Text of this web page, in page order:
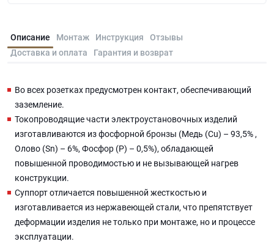
Описание Монтаж Инструкция
Отзывы
Доставка и оплата
Гарантия и возврат
Во всех розетках предусмотрен контакт, обеспечивающий
заземление.
Токопроводящие части электроустановочных изделий
изготавливаются из фосфорной бронзы (Медь (Cu) – 93,5% ,
Олово (Sn) – 6%, Фосфор (P) – 0,5%), обладающей
повышенной проводимостью и не вызывающей нагрев
конструкции.
Суппорт отличается повышенной жесткостью и
изготавливается из нержавеющей стали, что препятствует
деформации изделия не только при монтаже, но и процессе
эксплуатации.